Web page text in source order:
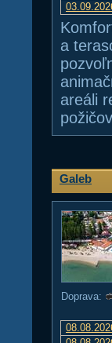
a
areáli
Galeb
Doprava: